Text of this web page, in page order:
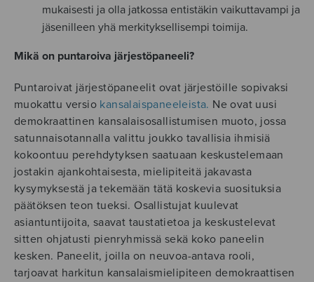
mukaisesti ja olla jatkossa entistäkin vaikuttavampi ja
jäsenilleen yhä merkityksellisempi toimija.
Mikä on puntaroiva järjestöpaneeli?
Puntaroivat järjestöpaneelit ovat järjestöille sopivaksi
muokattu versio kansalaispaneeleista. Ne ovat uusi
demokraattinen kansalaisosallistumisen muoto, jossa
satunnaisotannalla valittu joukko tavallisia ihmisiä
kokoontuu perehdytyksen saatuaan keskustelemaan
jostakin ajankohtaisesta, mielipiteitä jakavasta
kysymyksestä ja tekemään tätä koskevia suosituksia
päätöksen teon tueksi. Osallistujat kuulevat
asiantuntijoita, saavat taustatietoa ja keskustelevat
sitten ohjatusti pienryhmissä sekä koko paneelin
kesken. Paneelit, joilla on neuvoa-antava rooli,
tarjoavat harkitun kansalaismielipiteen demokraattisen